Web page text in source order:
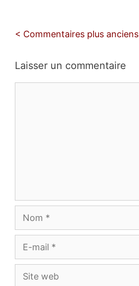
Navigation
commentaires
< Commentaires plus anciens
Laisser un commentaire
Nom
E-
mail
Site